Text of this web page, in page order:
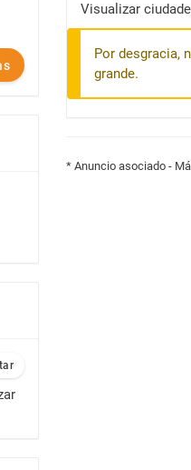
Visualizar
Por desgracia,
grande.
* Anuncio asociado -